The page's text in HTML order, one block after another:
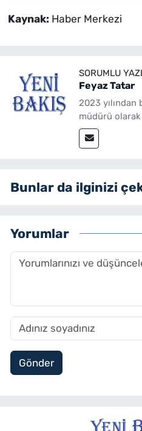
Kaynak: Haber Merkezi
SORUMLU
Feyaz Tatar
2023 yılından
müdürü
Bunlar da ilginizi
Yorumlar
Gönder